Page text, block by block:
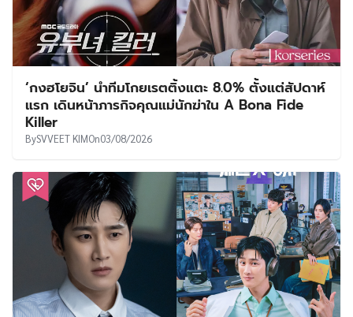
‘กงฮโยจิน’ นำทีมโกยเรตติ้งแตะ 8.0% ตั้งแต่สัปดาห์
แรก เดินหน้าภารกิจคุณแม่นักฆ่าใน A Bona Fide
Killer
BySVVEET KIMOn03/08/2026